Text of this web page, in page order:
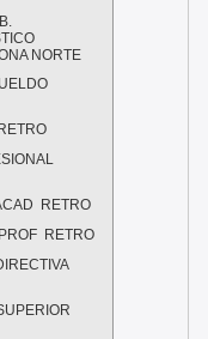
NORTE
RETRO
PROF RETRO